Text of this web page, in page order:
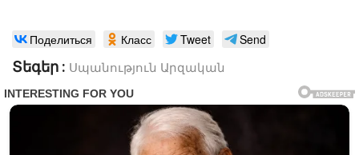
Поделиться Класс Tweet Send
Տեգեր : Սպանություն Արզական